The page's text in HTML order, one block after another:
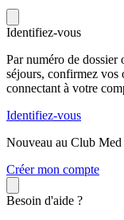
Identifiez-vous
Par numéro de dossier
séjours, confirmez vos
connectant à votre
Identifiez-vous
Nouveau au Club Med
Créer mon compte
Besoin d'aide ?